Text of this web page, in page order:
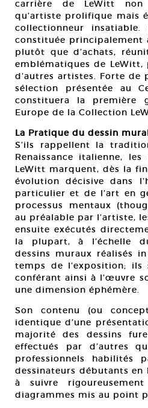
carrière de LeWitt
qu’artiste prolifique mais
collectionneur insatiable.
constituée principalement
plutôt que d’achats,
emblématiques de
d’autres artistes. Forte de
sélection présentée au
constituera la première
Europe de la Collection
La Pratique du dessin
S’ils rappellent la
Renaissance italienne, les
LeWitt marquent, dès la
évolution décisive dans
particulier et de l’art en
processus mentaux
au préalable par l’artiste,
ensuite exécutés
la plupart, à l’échelle
dessins muraux réalisés
temps de l’exposition;
conférant ainsi à l’œuvre
une dimension éphémère.
Son contenu (ou
identique d’une
majorité des dessins
effectués par d’autres
professionnels habilités
dessinateurs débutants
à suivre
diagrammes mis au point